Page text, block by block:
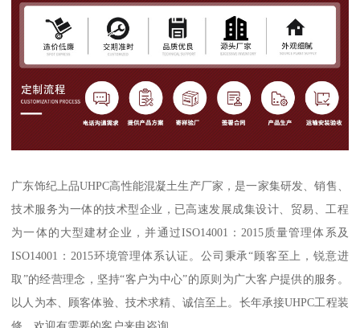
广东饰纪上品UHPC高性能混凝土生产厂家，是一家集研发、销售、
技术服务为一体的技术型企业，已高速发展成集设计、贸易、工程
为一体的大型建材企业，并通过ISO14001：2015质量管理体系及
ISO14001：2015环境管理体系认证。公司秉承“顾客至上，锐意进
取”的经营理念，坚持“客户为中心”的原则为广大客户提供的服务。
以人为本、顾客体验、技术求精、诚信至上。长年承接UHPC工程装
修，欢迎有需要的客户来电咨询。